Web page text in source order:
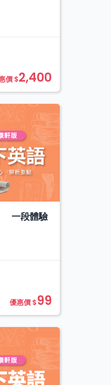
價 $2,400
一段體驗
優惠價 $99